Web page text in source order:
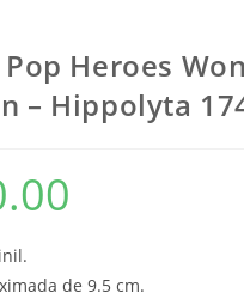
Heroes
– Hippolyta
de 9.5 cm.